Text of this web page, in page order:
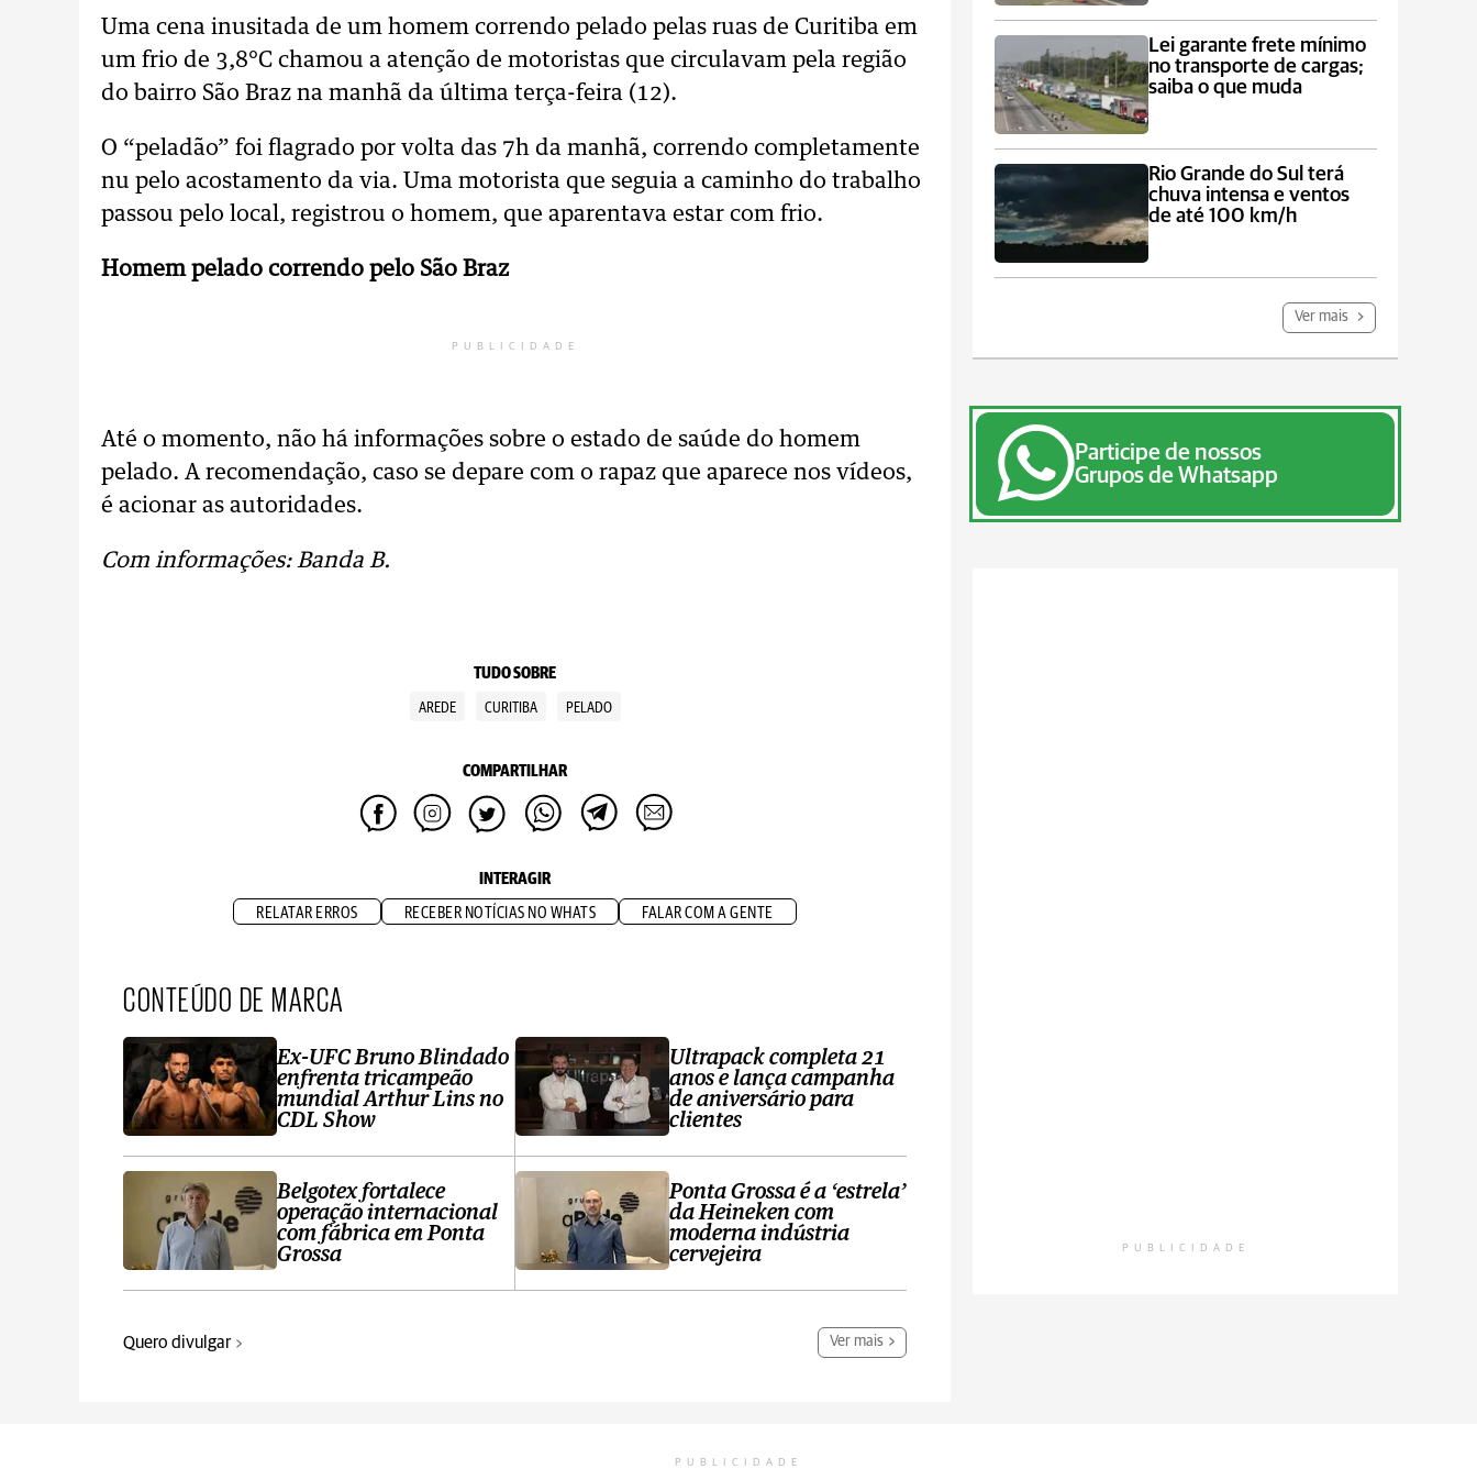
Uma cena inusitada de um homem correndo pelado pelas ruas de Curitiba em
um frio de 3,8°C chamou a atenção de motoristas que circulavam pela região
do bairro São Braz na manhã da última terça-feira (12).
O “peladão” foi flagrado por volta das 7h da manhã, correndo completamente
nu pelo acostamento da via. Uma motorista que seguia a caminho do trabalho
passou pelo local, registrou o homem, que aparentava estar com frio.
Homem pelado correndo pelo São Braz
PUBLICIDADE
Até o momento, não há informações sobre o estado de saúde do homem
pelado. A recomendação, caso se depare com o rapaz que aparece nos vídeos,
é acionar as autoridades.
Com informações: Banda B.
TUDO SOBRE
AREDE CURITIBA PELADO
COMPARTILHAR
INTERAGIR
RELATAR ERROS RECEBER NOTÍCIAS NO WHATS FALAR COM A GENTE
CONTEÚDO DE MARCA
Ex-UFC Bruno Blindado
enfrenta tricampeão
mundial Arthur Lins no
CDL Show
Belgotex fortalece
operação internacional
com fábrica em Ponta
Grossa
Ultrapack completa 21
anos e lança campanha
de aniversário para
clientes
Ponta Grossa é a ‘estrela’
da Heineken com
moderna indústria
cervejeira
Quero divulgar Ver mais
Lei garante frete mínimo
no transporte de cargas;
saiba o que muda
Rio Grande do Sul terá
chuva intensa e ventos
de até 100 km/h
Ver mais
Participe de nossos
Grupos de Whatsapp
PUBLICIDADE
PUBLICIDADE